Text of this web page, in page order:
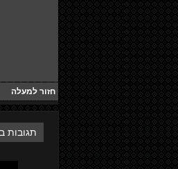
חזור למעלה
תגובות